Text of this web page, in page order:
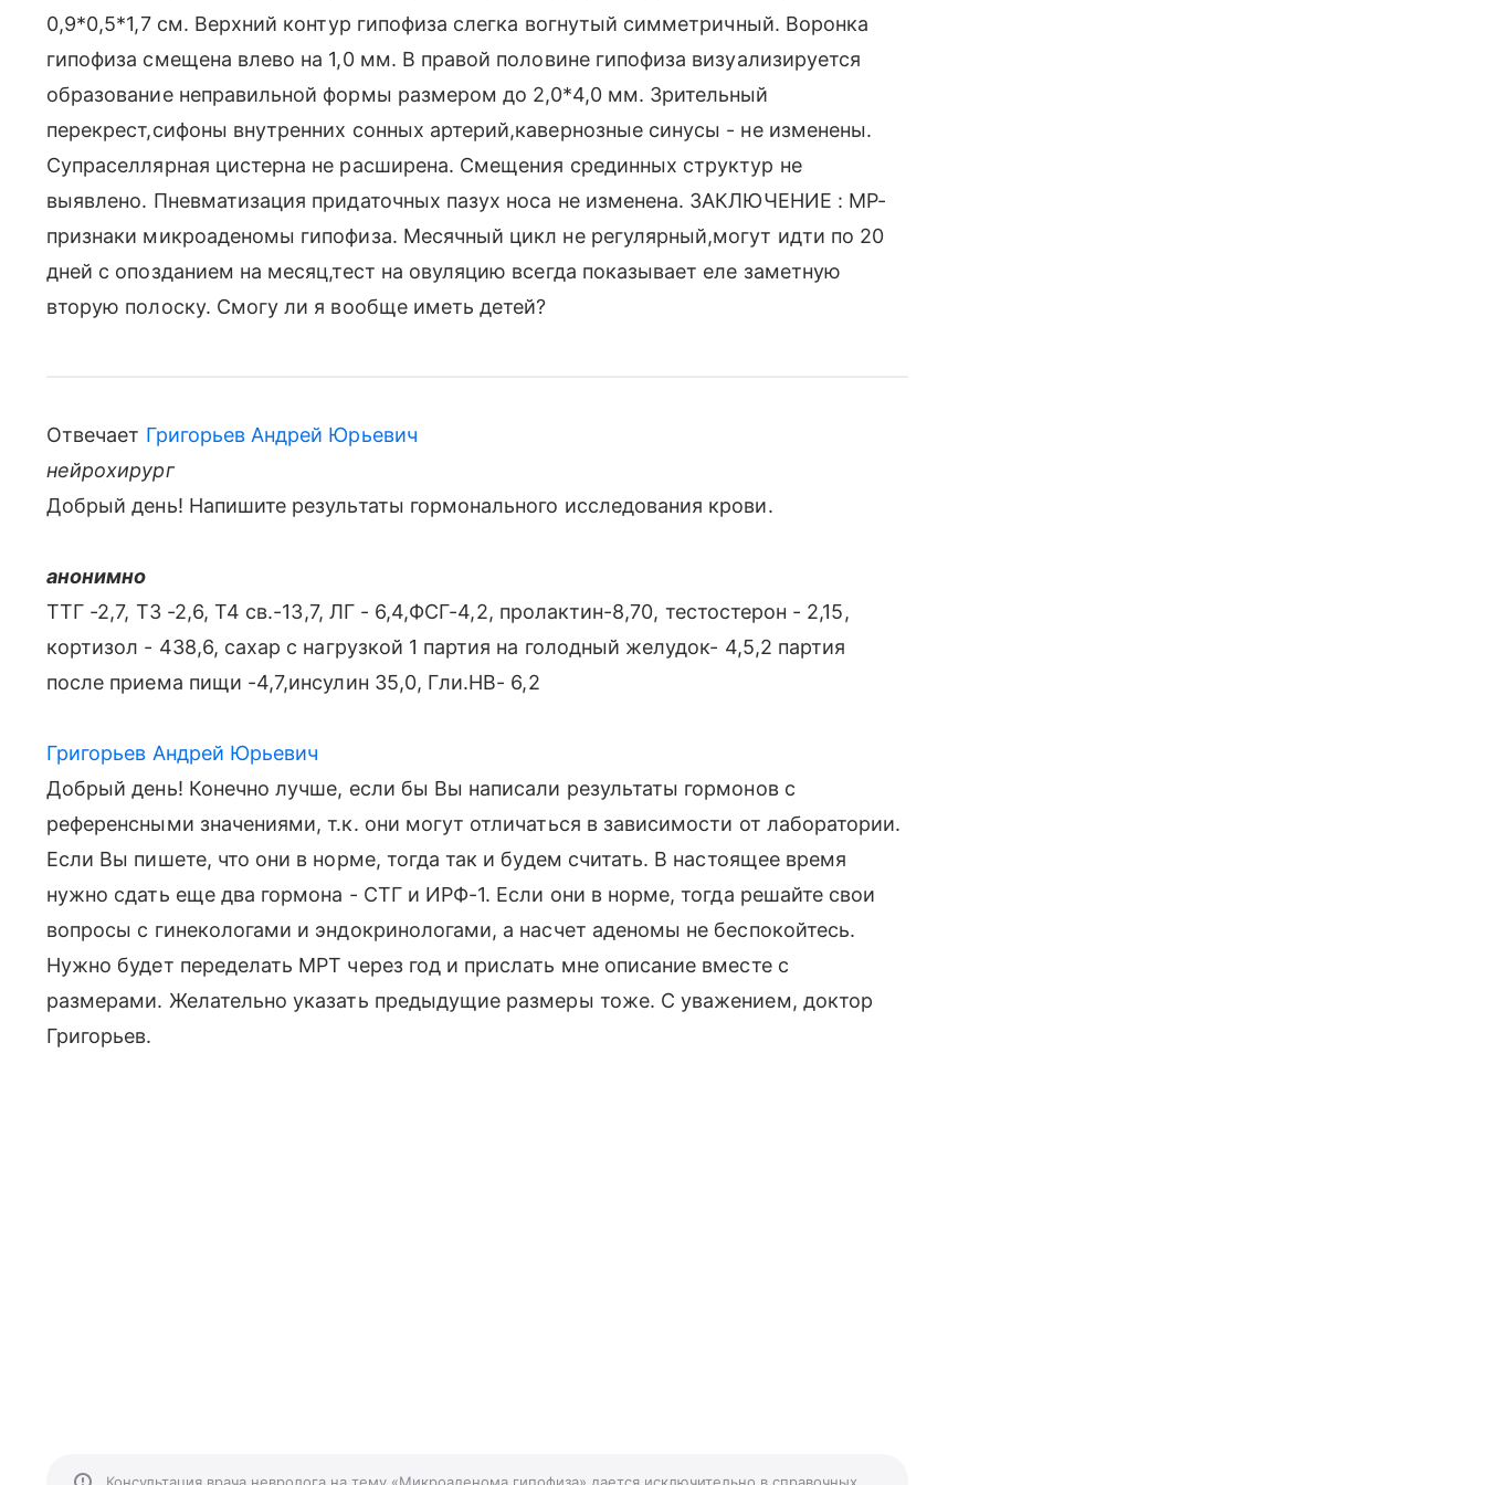
0,9*0,5*1,7 см. Верхний контур гипофиза слегка вогнутый симметричный. Воронка
гипофиза смещена влево на 1,0 мм. В правой половине гипофиза визуализируется
образование неправильной формы размером до 2,0*4,0 мм. Зрительный
перекрест,сифоны внутренних сонных артерий,кавернозные синусы - не изменены.
Супраселлярная цистерна не расширена. Смещения срединных структур не
выявлено. Пневматизация придаточных пазух носа не изменена. ЗАКЛЮЧЕНИЕ : МР-
признаки микроаденомы гипофиза. Месячный цикл не регулярный,могут идти по 20
дней с опозданием на месяц,тест на овуляцию всегда показывает еле заметную
вторую полоску. Смогу ли я вообще иметь детей?
Отвечает Григорьев Андрей Юрьевич
нейрохирург
Добрый день! Напишите результаты гормонального исследования крови.
анонимно
ТТГ -2,7, Т3 -2,6, Т4 св.-13,7, ЛГ - 6,4,ФСГ-4,2, пролактин-8,70, тестостерон - 2,15,
кортизол - 438,6, сахар с нагрузкой 1 партия на голодный желудок- 4,5,2 партия
после приема пищи -4,7,инсулин 35,0, Гли.НВ- 6,2
Григорьев Андрей Юрьевич
Добрый день! Конечно лучше, если бы Вы написали результаты гормонов с
референсными значениями, т.к. они могут отличаться в зависимости от лаборатории.
Если Вы пишете, что они в норме, тогда так и будем считать. В настоящее время
нужно сдать еще два гормона - СТГ и ИРФ-1. Если они в норме, тогда решайте свои
вопросы с гинекологами и эндокринологами, а насчет аденомы не беспокойтесь.
Нужно будет переделать МРТ через год и прислать мне описание вместе с
размерами. Желательно указать предыдущие размеры тоже. С уважением, доктор
Григорьев.